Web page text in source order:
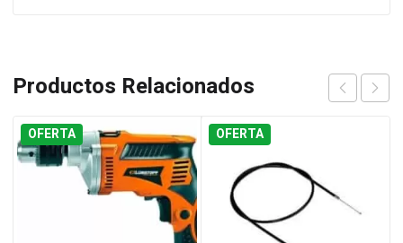
Productos Relacionados
OFERTA OFERTA